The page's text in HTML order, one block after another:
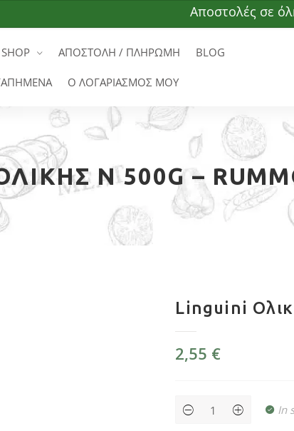
Αποστολές σε όλη
SHOP ΑΠΟΣΤΟΛΗ / ΠΛΗΡΩΜΗ BLOG
Ο ΛΟΓΑΡΙΑΣΜΟΣ ΜΟΥ
N 500G –
Linguini
2,55 €
Linguini
Ολικής
In